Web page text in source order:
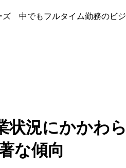
中でもフルタイム勤務のビ
状況にかか
な傾向